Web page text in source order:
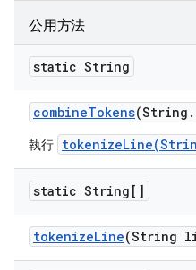
公用方法
static String
combineTokens(String .
執行
static String[]
tokenizeLine(String